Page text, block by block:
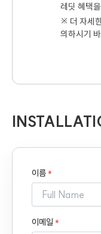
레딧 혜택
※ 더 자세
의하시기
이름*
이메일 *